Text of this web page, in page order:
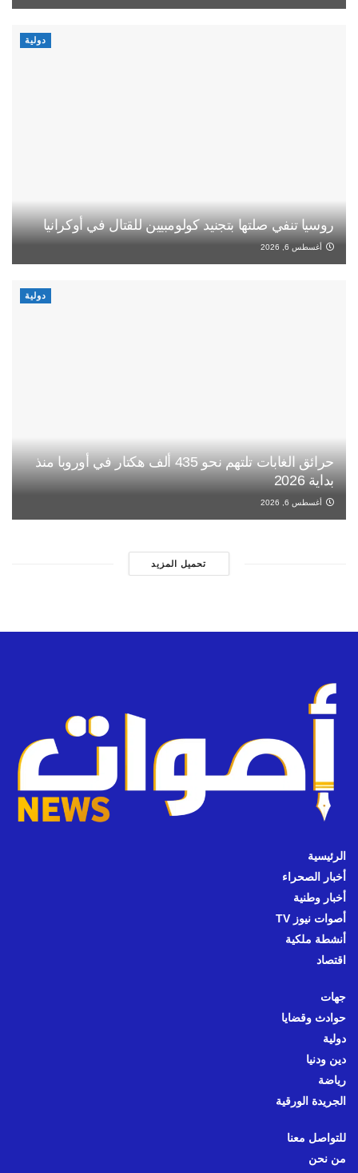
دولية
روسيا تنفي صلتها بتجنيد كولومبيين للقتال في أوكرانيا
أغسطس 6, 2026
دولية
حرائق الغابات تلتهم نحو 435 ألف هكتار في أوروبا منذ
بداية 2026
أغسطس 6, 2026
تحميل المزيد
الرئيسية
أخبار الصحراء
أخبار وطنية
أصوات نيوز TV
أنشطة ملكية
اقتصاد
جهات
حوادث وقضايا
دولية
دين ودنيا
رياضة
الجريدة الورقية
للتواصل معنا
من نحن